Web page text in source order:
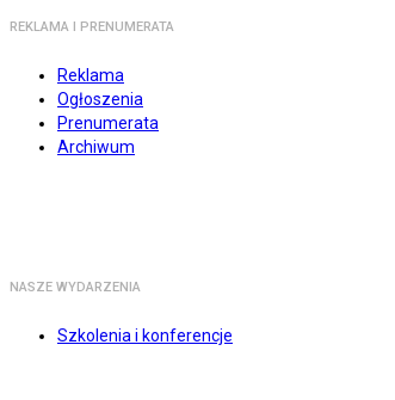
REKLAMA I PRENUMERATA
Reklama
Ogłoszenia
Prenumerata
Archiwum
NASZE WYDARZENIA
Szkolenia i konferencje